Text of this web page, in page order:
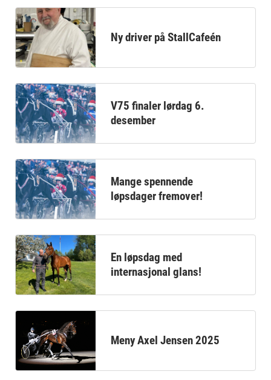
Ny driver på StallCafeén
V75 finaler lørdag 6.
desember
Mange spennende
løpsdager fremover!
En løpsdag med
internasjonal glans!
Meny Axel Jensen 2025